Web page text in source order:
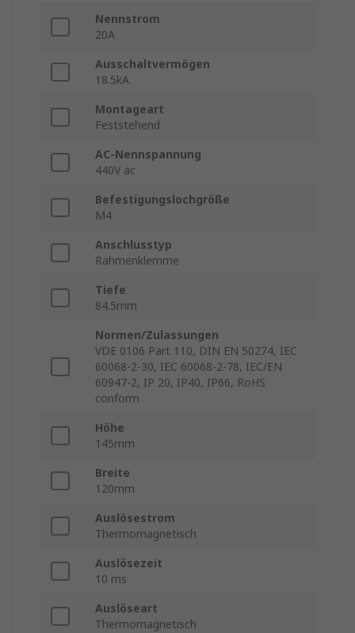
Nennstrom
20A
Ausschaltvermögen
18.5kA
Montageart
Feststehend
AC-Nennspannung
440V ac
Befestigungslochgröße
M4
Anschlusstyp
Rahmenklemme
Tiefe
84.5mm
Normen/Zulassungen
VDE 0106 Part 110, DIN EN 50274, IEC
60068-2-30, IEC 60068-2-78, IEC/EN
60947-2, IP 20, IP40, IP66, RoHS
conform
Höhe
145mm
Breite
120mm
Auslösestrom
Thermomagnetisch
Auslösezeit
10 ms
Auslöseart
Thermomagnetisch